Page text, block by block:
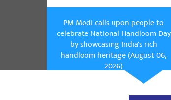
PM Modi calls upon people to
celebrate National Handloom Day
by showcasing India's rich
handloom heritage (August 06,
2026)